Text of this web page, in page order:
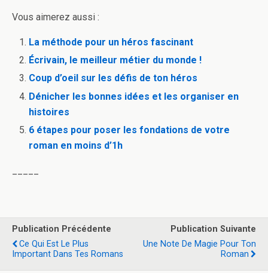
Vous aimerez aussi :
La méthode pour un héros fascinant
Écrivain, le meilleur métier du monde !
Coup d’oeil sur les défis de ton héros
Dénicher les bonnes idées et les organiser en
histoires
6 étapes pour poser les fondations de votre
roman en moins d’1h
Publication Précédente
Ce Qui Est Le Plus
Important Dans Tes Romans
Publication Suivante
Une Note De Magie Pour Ton
Roman